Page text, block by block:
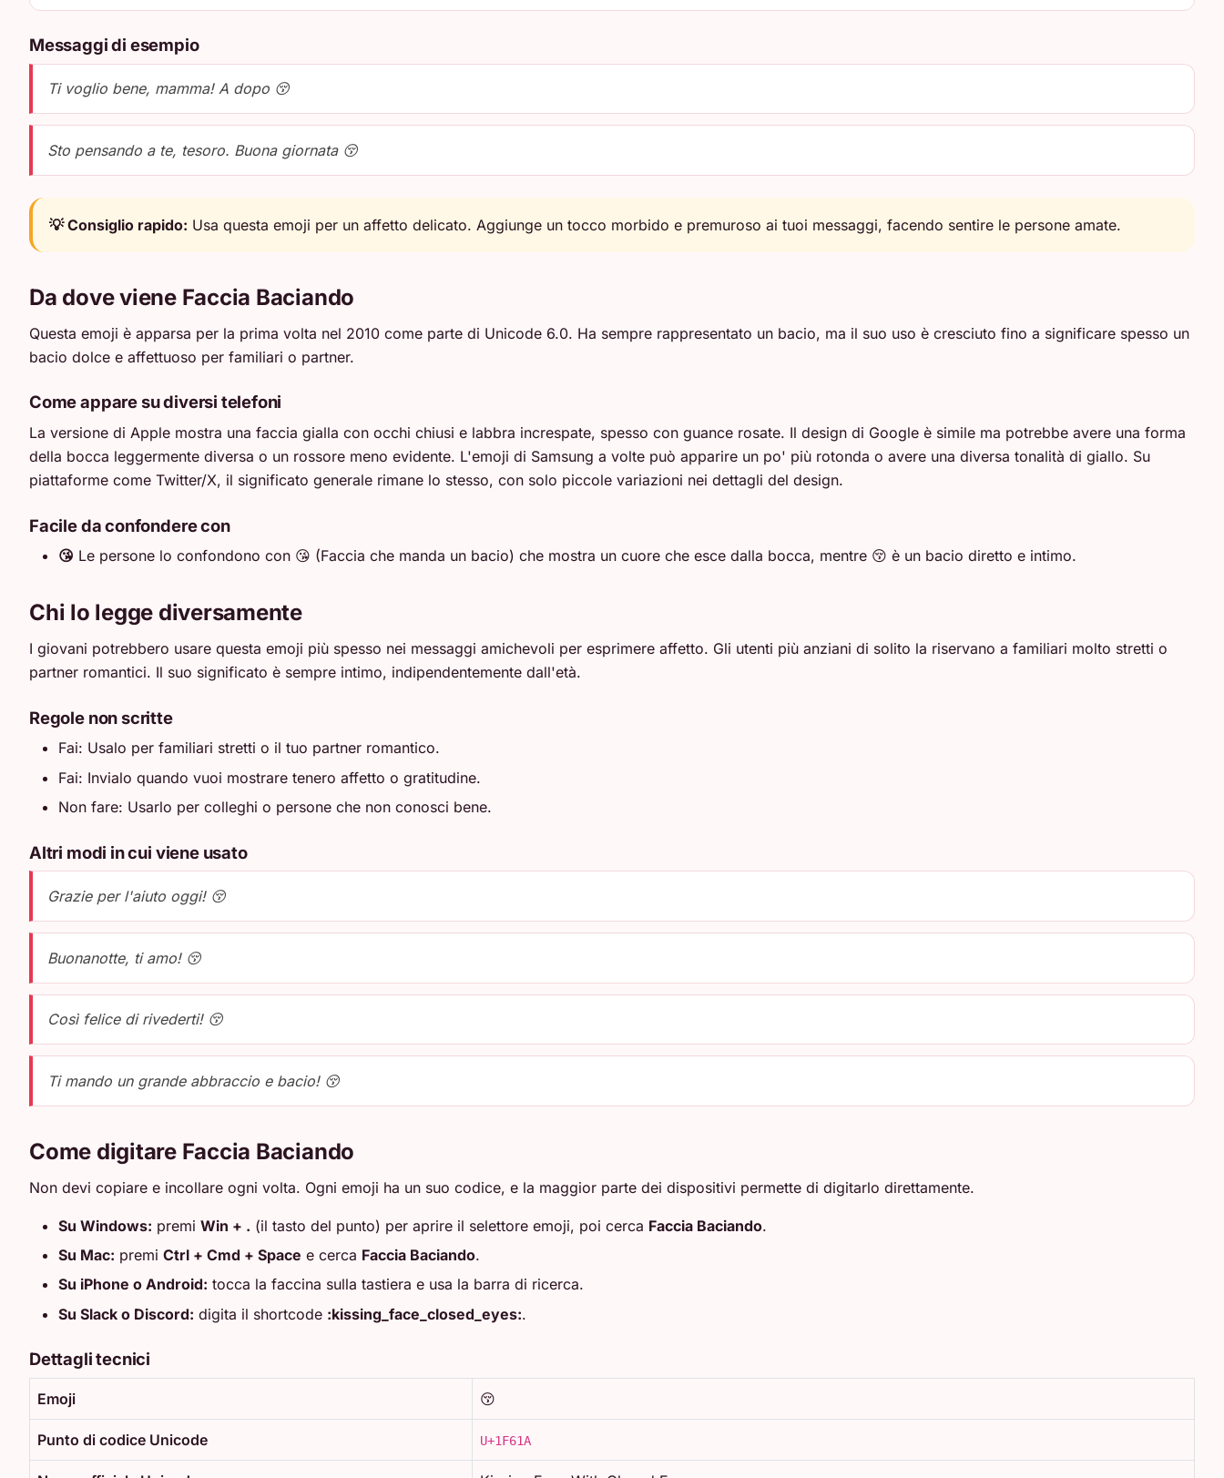
Messaggi di esempio
Ti voglio bene, mamma! A dopo 😚
Sto pensando a te, tesoro. Buona giornata 😚
💡 Consiglio rapido: Usa questa emoji per un affetto delicato. Aggiunge un tocco morbido e premuroso ai tuoi messaggi, facendo sentire le persone amate.
Da dove viene Faccia Baciando
Questa emoji è apparsa per la prima volta nel 2010 come parte di Unicode 6.0. Ha sempre rappresentato un bacio, ma il suo uso è cresciuto fino a significare spesso un
bacio dolce e affettuoso per familiari o partner.
Come appare su diversi telefoni
La versione di Apple mostra una faccia gialla con occhi chiusi e labbra increspate, spesso con guance rosate. Il design di Google è simile ma potrebbe avere una forma
della bocca leggermente diversa o un rossore meno evidente. L'emoji di Samsung a volte può apparire un po' più rotonda o avere una diversa tonalità di giallo. Su
piattaforme come Twitter/X, il significato generale rimane lo stesso, con solo piccole variazioni nei dettagli del design.
Facile da confondere con
😘 Le persone lo confondono con 😘 (Faccia che manda un bacio) che mostra un cuore che esce dalla bocca, mentre 😚 è un bacio diretto e intimo.
Chi lo legge diversamente
I giovani potrebbero usare questa emoji più spesso nei messaggi amichevoli per esprimere affetto. Gli utenti più anziani di solito la riservano a familiari molto stretti o
partner romantici. Il suo significato è sempre intimo, indipendentemente dall'età.
Regole non scritte
Fai: Usalo per familiari stretti o il tuo partner romantico.
Fai: Invialo quando vuoi mostrare tenero affetto o gratitudine.
Non fare: Usarlo per colleghi o persone che non conosci bene.
Altri modi in cui viene usato
Grazie per l'aiuto oggi! 😚
Buonanotte, ti amo! 😚
Così felice di rivederti! 😚
Ti mando un grande abbraccio e bacio! 😚
Come digitare Faccia Baciando
Non devi copiare e incollare ogni volta. Ogni emoji ha un suo codice, e la maggior parte dei dispositivi permette di digitarlo direttamente.
Su Windows: premi Win + . (il tasto del punto) per aprire il selettore emoji, poi cerca Faccia Baciando.
Su Mac: premi Ctrl + Cmd + Space e cerca Faccia Baciando.
Su iPhone o Android: tocca la faccina sulla tastiera e usa la barra di ricerca.
Su Slack o Discord: digita il shortcode :kissing_face_closed_eyes:.
Dettagli tecnici
Emoji 😚
Punto di codice Unicode U+1F61A